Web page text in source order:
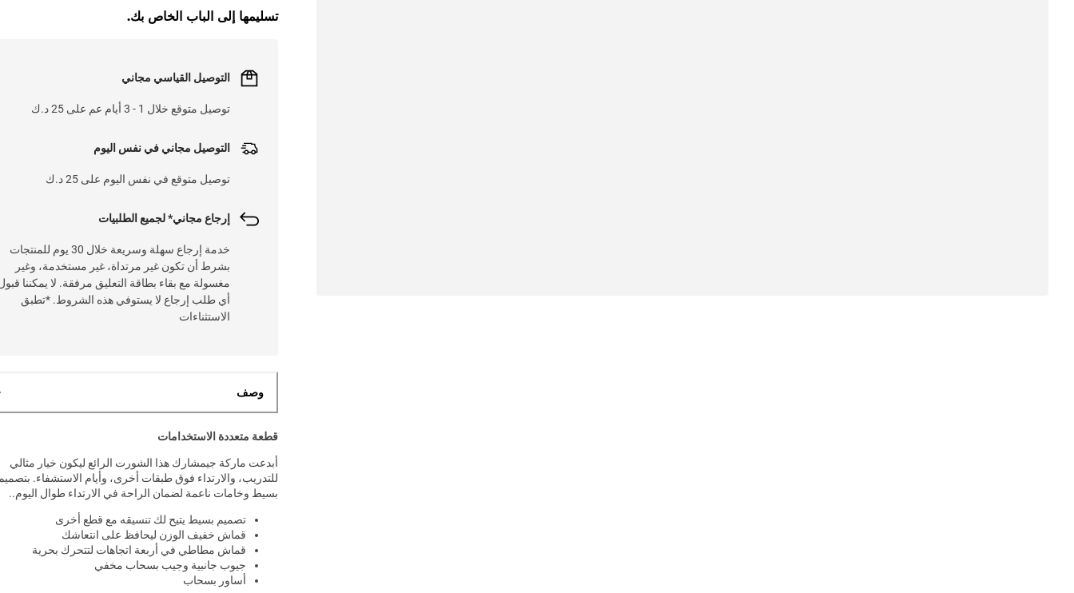
تسليمها إلى الباب الخاص بك.
التوصيل القياسي مجاني
توصيل متوقع خلال 1 - 3 أيام عم على 25 د.ك
التوصيل مجاني في نفس اليوم
توصيل متوقع في نفس اليوم على 25 د.ك
إرجاع مجاني* لجميع الطلبيات
خدمة إرجاع سهلة وسريعة خلال 30 يوم للمنتجات
بشرط أن تكون غير مرتداة، غير مستخدمة، وغير
مغسولة مع بقاء بطاقة التعليق مرفقة. لا يمكننا
أي طلب إرجاع لا يستوفي هذه الشروط. *تطبق
الاستثناءات
وصف
قطعة متعددة الاستخدامات
أبدعت ماركة جيمشارك هذا الشورت الرائع ليكون خيار مثالي
للتدريب، والارتداء فوق طبقات أخرى، وأيام الاستشفاء.
بسيط وخامات ناعمة لضمان الراحة في الارتداء طوال اليوم..
تصميم بسيط يتيح لك تنسيقه مع قطع أخرى
قماش خفيف الوزن ليحافظ على انتعاشك
قماش مطاطي في أربعة اتجاهات لتتحرك بحرية
جيوب جانبية وجيب بسحاب مخفي
أساور بسحاب